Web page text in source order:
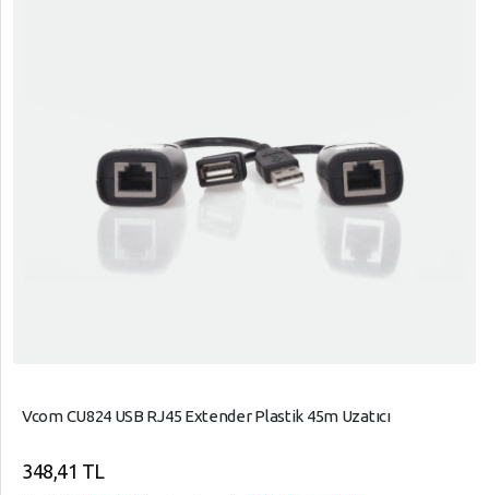
Vcom CU824 USB RJ45 Extender Plastik 45m Uzatıcı
348,41 TL